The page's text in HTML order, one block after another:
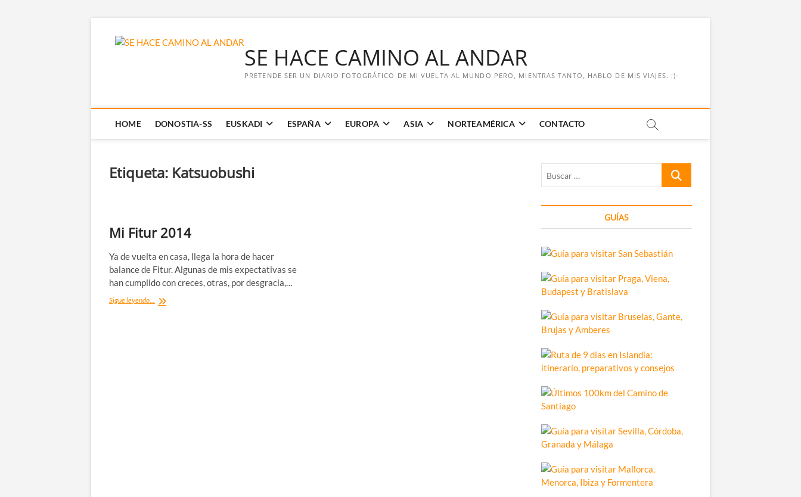
SE HACE CAMINO AL ANDAR
PRETENDE SER UN DIARIO FOTOGRÁFICO DE MI VUELTA AL MUNDO PERO, MIENTRAS TANTO, HABLO DE MIS VIAJES. :)-
HOME DONOSTIA-SS EUSKADI ESPAÑA EUROPA ASIA NORTEAMÉRICA CONTACTO
Etiqueta: Katsuobushi
Mi Fitur 2014
Ya de vuelta en casa, llega la hora de hacer
balance de Fitur. Algunas de mis expectativas se
han cumplido con creces, otras, por desgracia,…
Sigue leyendo... Mi
Buscar
GUÍAS